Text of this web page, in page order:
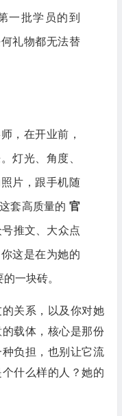
一批学员的到
礼物都无法替
，在开业前，
灯光、角度、
片，跟手机随
套高质量的 官
号推文、大众点
这是在为她的
一块砖。
关系，以及你对她
载体，核心是那份
负担，也别让它流
什么样的人？她的